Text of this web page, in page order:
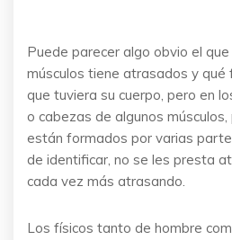
Puede parecer algo obvio el
músculos tiene atrasados y qué
que tuviera su cuerpo, pero en
o cabezas de algunos
están formados por varias
de identificar, no se les presta
cada vez más atrasando.
Los físicos tanto de hombre